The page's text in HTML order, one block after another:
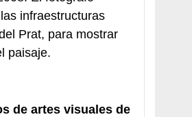
infraestructuras
Prat, para mostrar
paisaje.
de artes visuales de